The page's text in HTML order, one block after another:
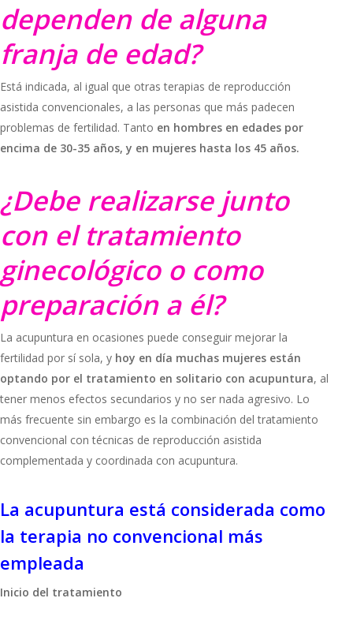
dependen de alguna
franja de edad?
Está indicada, al igual que otras terapias de reproducción
asistida convencionales, a las personas que más padecen
problemas de fertilidad. Tanto en hombres en edades por
encima de 30-35 años, y en mujeres hasta los 45 años.
¿Debe realizarse junto
con el tratamiento
ginecológico o como
preparación a él?
La acupuntura en ocasiones puede conseguir mejorar la
fertilidad por sí sola, y hoy en día muchas mujeres están
optando por el tratamiento en solitario con acupuntura, al
tener menos efectos secundarios y no ser nada agresivo. Lo
más frecuente sin embargo es la combinación del tratamiento
convencional con técnicas de reproducción asistida
complementada y coordinada con acupuntura.
La acupuntura está considerada como
la terapia no convencional más
empleada
Inicio del tratamiento